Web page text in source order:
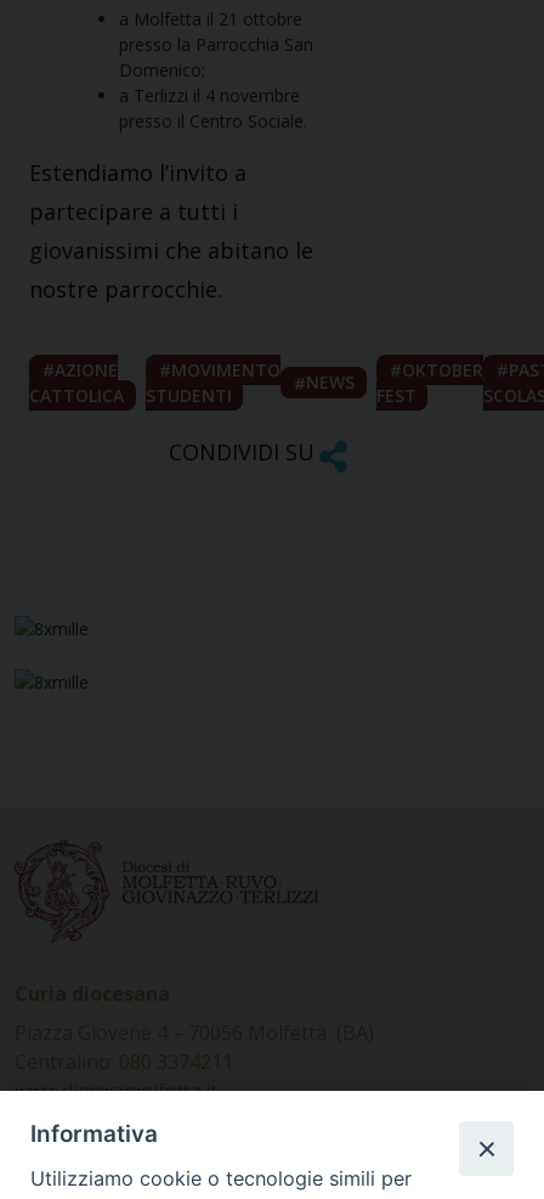
a Molfetta il 21 ottobre
presso la Parrocchia San
Domenico;
a Terlizzi il 4 novembre
presso il Centro Sociale.
Estendiamo l’invito a
partecipare a tutti i
giovanissimi che abitano le
nostre parrocchie.
AZIONE
CATTOLICA
MOVIMENTO
STUDENTI
NEWS
OKTOBER
FEST
CONDIVIDI SU
www.diocesimolfetta.it –
diocesimolfetta@pec.chiesacattolica.it
Informativa
Utilizziamo cookie o tecnologie simili per